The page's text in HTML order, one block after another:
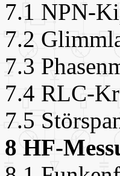
7.1 NPN-
7.2
7.3
7.4 RLC-
7.5
8 HF-